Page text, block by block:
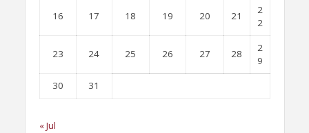
16 17 18 19 20 21
2
2
23 24 25 26 27 28
2
9
30
31
« Jul